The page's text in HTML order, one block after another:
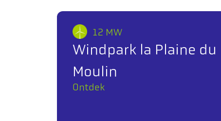
12 MW
Windpark la Plaine du
Moulin
Ontdek